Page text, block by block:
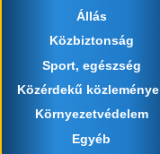
Állás
Közbiztonság
Sport, egészség
Közérdekű
Környezetvédelem
Egyéb